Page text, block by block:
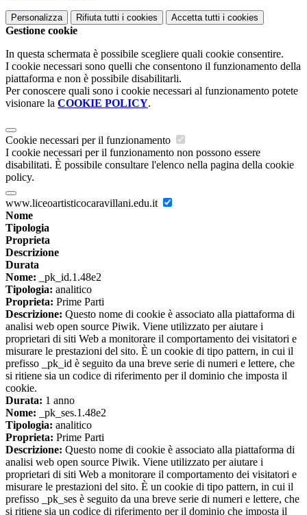
Personalizza Rifiuta tutti i cookies Accetta tutti i cookies
Gestione cookie
In questa schermata è possibile scegliere quali cookie consentire.
I cookie necessari sono quelli che consentono il funzionamento della
piattaforma e non è possibile disabilitarli.
Per conoscere quali sono i cookie necessari al funzionamento potete
visionare la COOKIE POLICY.
Cookie necessari per il funzionamento
I cookie necessari per il funzionamento non possono essere
disabilitati. È possibile consultare l'elenco nella pagina della cookie
policy.
www.liceoartisticocaravillani.edu.it
Nome
Tipologia
Proprieta
Descrizione
Durata
Nome: _pk_id.1.48e2
Tipologia: analitico
Proprieta: Prime Parti
Descrizione: Questo nome di cookie è associato alla piattaforma di
analisi web open source Piwik. Viene utilizzato per aiutare i
proprietari di siti Web a monitorare il comportamento dei visitatori e
misurare le prestazioni del sito. È un cookie di tipo pattern, in cui il
prefisso _pk_id è seguito da una breve serie di numeri e lettere, che
si ritiene sia un codice di riferimento per il dominio che imposta il
cookie.
Durata: 1 anno
Nome: _pk_ses.1.48e2
Tipologia: analitico
Proprieta: Prime Parti
Descrizione: Questo nome di cookie è associato alla piattaforma di
analisi web open source Piwik. Viene utilizzato per aiutare i
proprietari di siti Web a monitorare il comportamento dei visitatori e
misurare le prestazioni del sito. È un cookie di tipo pattern, in cui il
prefisso _pk_ses è seguito da una breve serie di numeri e lettere, che
si ritiene sia un codice di riferimento per il dominio che imposta il